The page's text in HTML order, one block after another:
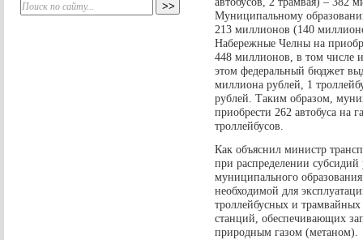
Муниципальному
213 миллионов (140
Набережные Челны на
448 миллионов, в том числе
этом федеральный бюджет
миллиона рублей, 1
рублей. Таким образом,
приобрести 262 автобуса на
троллейбусов.
Как объяснил министр
при распределении
муниципального
необходимой для
троллейбусных и
станций, обеспечивающих
природным газом (метаном).